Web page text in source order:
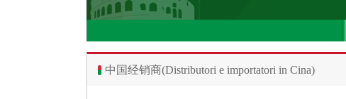
中国经销商(Distributori e importatori in Cina)